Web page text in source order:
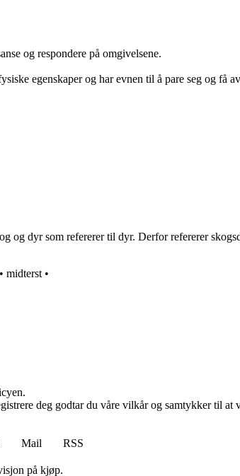
og respondere på omgivelsene.
egenskaper og har evnen til å pare seg og få
og dyr som refererer til dyr. Derfor refererer
• midterst •
deg godtar du våre vilkår og samtykker til at
Mail
RSS
på kjøp.